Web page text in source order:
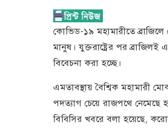
কোভিড-১৯ মহামারীতে
মানুষ। যুক্তরাষ্ট্রের পর
বিবেচনা করা হচ্ছে।
এমতাবস্থায় বৈশ্বিক মহামারী
পদত্যাগ চেয়ে রাজপথে নেমেছে
বিবিসির খবরে বলা হয়েছে,